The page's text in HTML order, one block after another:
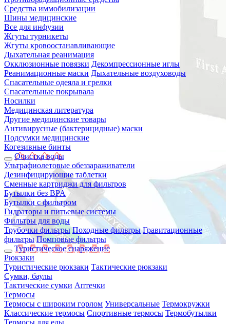
Средства иммобилизации
Шины медицинские
Все для инфузии
Жгуты турникеты
Жгуты кровоостанавливающие
Дыхательная реанимация
Окклюзионные повязки Декомпрессионные иглы
Реанимационные маски Дыхательные воздуховоды
Спасательные одеяла и грелки
Спасательные покрывала
Носилки
Медицинская литература
Другие медицинские товары
Антивирусные (бактерицидные) маски
Подсумки медицинские
Когезивные бинты
Очистка воды
Ультрафиолетовые обеззараживатели
Дезинфицирующие таблетки
Сменные картриджи для фильтров
Бутылки без BPA
Бутылки с фильтром
Гидраторы и питьевые системы
Фильтры для воды
Трубочки фильтры Походные фильтры Гравитационные
фильтры Помповые фильтры
Туристическое снаряжение
Рюкзаки
Туристические рюкзаки Тактические рюкзаки
Сумки, баулы
Тактические сумки Аптечки
Термосы
Термосы с широким горлом Универсальные Термокружки
Классические термосы Спортивные термосы Термобутылки